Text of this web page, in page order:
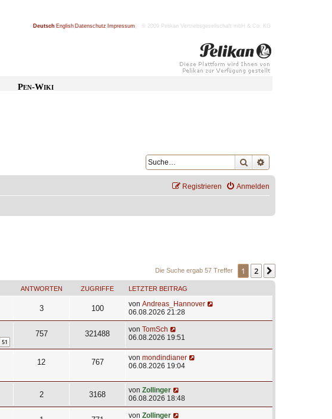
Deutsch English Datenschutz Impressum | © 2009 Pelikan Vertriebsgesellschaft mbH & Co. KG
Pen-Wiki
Suche
Anmelden
Registrieren
Die Suche ergab 57 Treffer 1 2
ANTWORTEN ZUGRIFFE LETZTER BEITRAG
3 100 von Andreas_Hannover
06.08.2026 21:28
51
757 321488 von TomSch
06.08.2026 19:51
12 767 von mondindianer
06.08.2026 19:04
2 3168 von Zollinger
06.08.2026 18:48
von Zollinger